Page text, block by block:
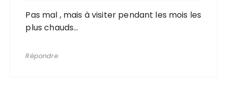
Pas mal , mais à visiter pendant les mois les
plus chauds…
Répondre